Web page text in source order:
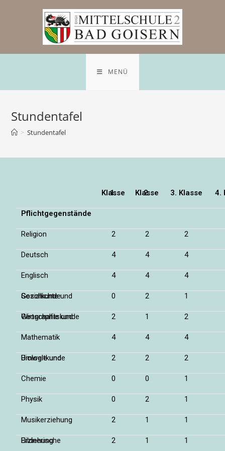
MENÜ
Stundentafel
> Stundentafel
1. Klasse 2. Klasse 3. Klasse 4.
Pflichtgegenstände
Religion 2 2 2
Deutsch 4 4 4
Englisch 4 4 4
Geschichte und Sozialkunde 0 2 1
Geographie und Wirtschaftskunde 2 1 2
Mathematik 4 4 4
Biologie und Umweltkunde 2 2 2
Chemie 0 0 1
Physik 0 2 1
Musikerziehung 2 1 1
Bildnerische Erziehung 2 1 1